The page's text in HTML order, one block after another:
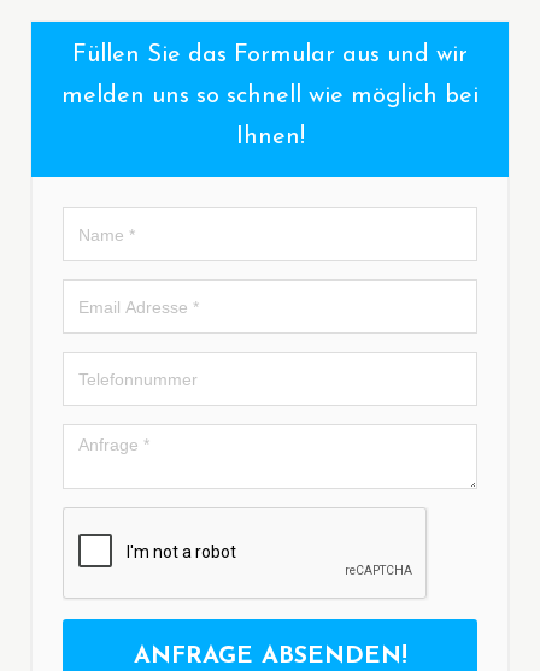
Füllen Sie das Formular aus und wir
melden uns so schnell wie möglich bei
Ihnen!
ANFRAGE ABSENDEN!